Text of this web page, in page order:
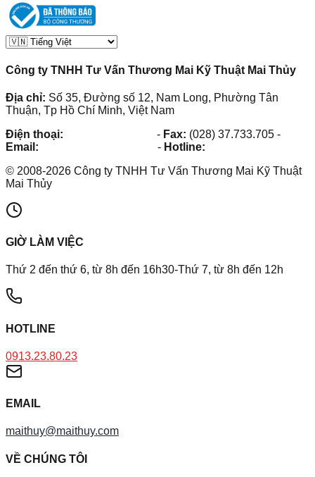
Công ty TNHH Tư Vấn Thương Mai Kỹ Thuật Mai Thủy
Địa chỉ: Số 35, Đường số 12, Nam Long, Phường Tân
Thuận, Tp Hồ Chí Minh, Việt Nam
Điện thoại:
- Fax: (028) 37.733.705 -
Email:
- Hotline:
© 2008-2026 Công ty TNHH Tư Vấn Thương Mai Kỹ Thuật
Mai Thủy
GIỜ LÀM VIỆC
Thứ 2 đến thứ 6, từ 8h đến 16h30-Thứ 7, từ 8h đến 12h
HOTLINE
0913.23.80.23
EMAIL
maithuy@maithuy.com
VỀ CHÚNG TÔI